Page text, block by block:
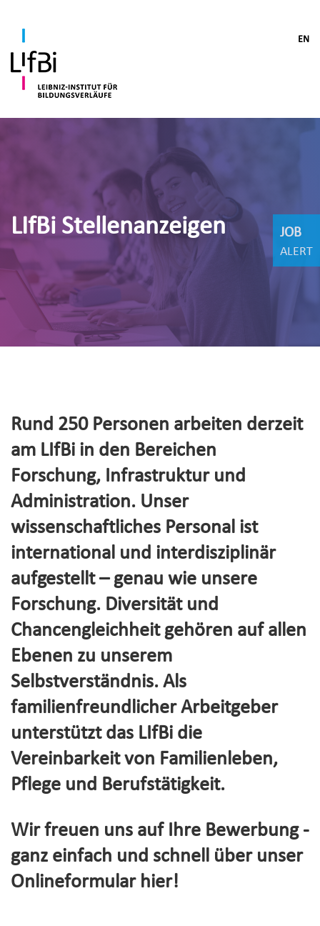
EN
LIfBi Stellenanzeigen
Rund 250 Personen arbeiten derzeit
am LIfBi in den Bereichen
Forschung, Infrastruktur und
Administration. Unser
wissenschaftliches Personal ist
international und interdisziplinär
aufgestellt – genau wie unsere
Forschung. Diversität und
Chancengleichheit gehören auf allen
Ebenen zu unserem
Selbstverständnis. Als
familienfreundlicher Arbeitgeber
unterstützt das LIfBi die
Vereinbarkeit von Familienleben,
Pflege und Berufstätigkeit.
Wir freuen uns auf Ihre Bewerbung -
ganz einfach und schnell über unser
Onlineformular hier!
JOB
ALERT